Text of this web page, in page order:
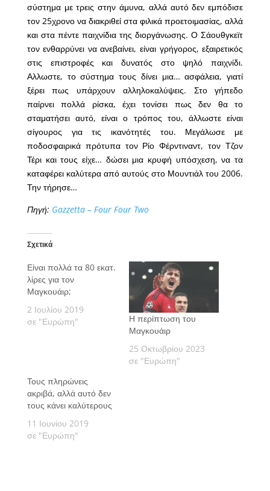
σύστημα με τρεις στην άμυνα, αλλά αυτό δεν εμπόδισε
τον 25χρονο να διακριθεί στα φιλικά προετοιμασίας, αλλά
και στα πέντε παιχνίδια της διοργάνωσης. Ο Σάουθγκεϊτ
τον ενθαρρύνει να ανεβαίνει, είναι γρήγορος, εξαιρετικός
στις επιστροφές και δυνατός στο ψηλό παιχνίδι.
Αλλωστε, το σύστημα τους δίνει μια… ασφάλεια, γιατί
ξέρει πως υπάρχουν αλληλοκαλύψεις. Στο γήπεδο
παίρνει πολλά ρίσκα, έχει τονίσει πως δεν θα το
σταματήσει αυτό, είναι ο τρόπος του, άλλωστε είναι
σίγουρος για τις ικανότητές του. Μεγάλωσε με
ποδοσφαιρικά πρότυπα τον Ρίο Φέρντιναντ, τον Τζον
Τέρι και τους είχε… δώσει μια κρυφή υπόσχεση, να τα
καταφέρει καλύτερα από αυτούς στο Μουντιάλ του 2006.
Την τήρησε…
Πηγή: Gazzetta – Four Four Two
Σχετικά
Είναι πολλά τα 80 εκατ.
λίρες για τον
Μαγκουάιρ;
2 Ιουλίου 2019
σε "Ευρώπη"
Η περίπτωση του
Μαγκουάιρ
25 Οκτωβρίου 2023
σε "Ευρώπη"
Τους πληρώνεις
ακριβά, αλλά αυτό δεν
τους κάνει καλύτερους
11 Ιουνίου 2019
σε "Ευρώπη"